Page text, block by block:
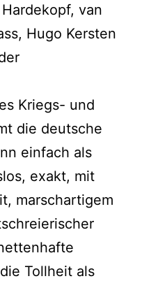
van
Hugo Kersten
Kriegs- und
die deutsche
einfach als
exakt, mit
marschartigem
Tollheit als